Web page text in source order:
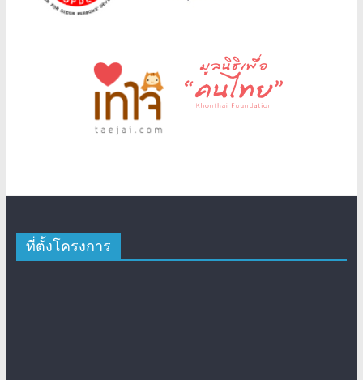
ที่ตั้งโครงการ